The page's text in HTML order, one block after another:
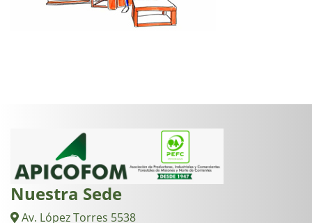
Nuestra Sede
Av. López Torres 5538